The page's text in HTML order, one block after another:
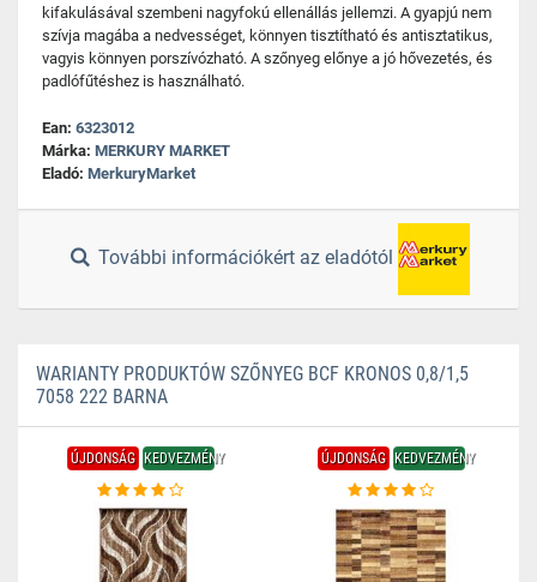
kifakulásával szembeni nagyfokú ellenállás jellemzi. A gyapjú nem
szívja magába a nedvességet, könnyen tisztítható és antisztatikus,
vagyis könnyen porszívózható. A szőnyeg előnye a jó hővezetés, és
padlófűtéshez is használható.
Ean: 6323012
Márka: MERKURY MARKET
Eladó: MerkuryMarket
További információkért az eladótól
WARIANTY PRODUKTÓW SZŐNYEG BCF KRONOS 0,8/1,5
7058 222 BARNA
ÚJDONSÁG KEDVEZMÉNY ÚJDONSÁG KEDVEZMÉNY